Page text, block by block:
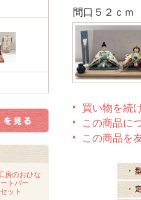
房のおひな
トパー
ット
間口５２ｃ
買い物を続
この商品に
この商品を
・
・